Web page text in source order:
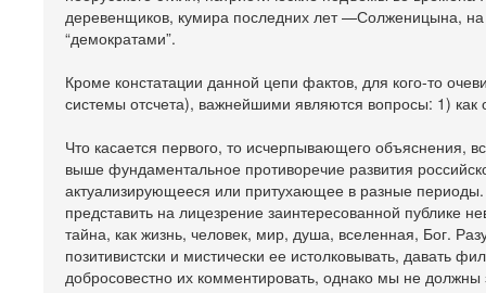
деревенщиков, кумира последних лет —Солженицына,
“демократами”.
Кроме констатации данной цепи фактов, для кого-то
системы отсчета), важнейшими являются вопросы: 1)
Что касается первого, то исчерпывающего объяснения,
выше фундаментальное противоречие развития
актуализирующееся или притухающее в разные
представить на лицезрение заинтересованной
тайна, как жизнь, человек, мир, душа, вселенная, Бог.
позитивистски и мистически ее истолковывать, давать
добросовестно их комментировать, однако мы не